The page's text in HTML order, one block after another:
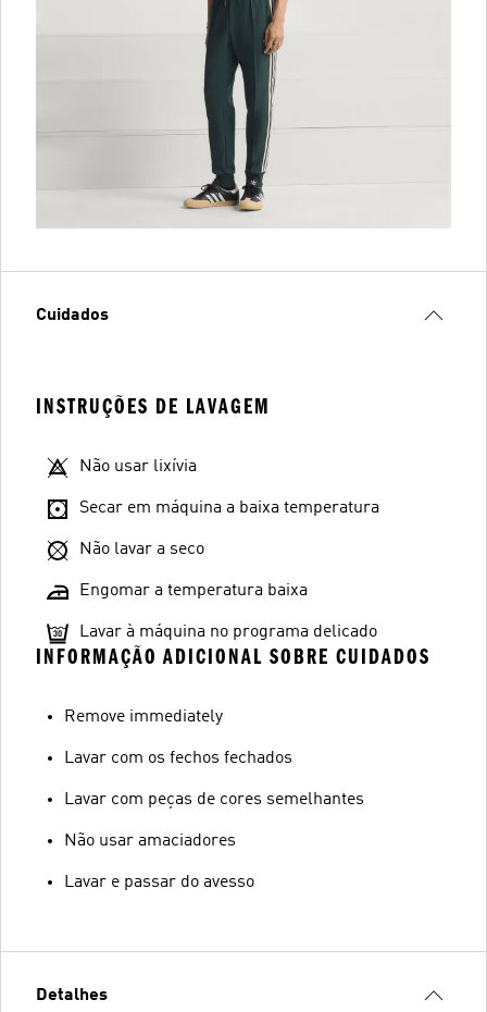
Cuidados
INSTRUÇÕES DE LAVAGEM
Não usar lixívia
Secar em máquina a baixa temperatura
Não lavar a seco
Engomar a temperatura baixa
Lavar à máquina no programa delicado
INFORMAÇÃO ADICIONAL SOBRE CUIDADOS
Remove immediately
Lavar com os fechos fechados
Lavar com peças de cores semelhantes
Não usar amaciadores
Lavar e passar do avesso
Detalhes